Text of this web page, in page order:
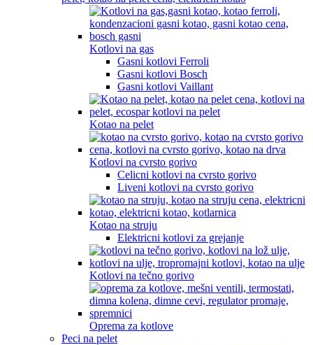
Kotlovi na gas
Gasni kotlovi Ferroli
Gasni kotlovi Bosch
Gasni kotlovi Vaillant
Kotao na pelet
Kotlovi na cvrsto gorivo
Celicni kotlovi na cvrsto gorivo
Liveni kotlovi na cvrsto gorivo
Kotao na struju
Elektricni kotlovi za grejanje
Kotlovi na tečno gorivo
Oprema za kotlove
Peci na pelet